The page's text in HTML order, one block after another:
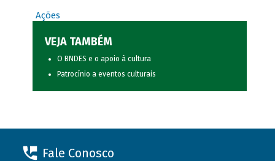
Ações
VEJA TAMBÉM
O BNDES e o apoio à cultura
Patrocínio a eventos culturais
Fale Conosco